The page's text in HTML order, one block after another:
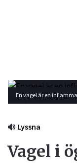
En vagel är en
Lyssna
Vagel i